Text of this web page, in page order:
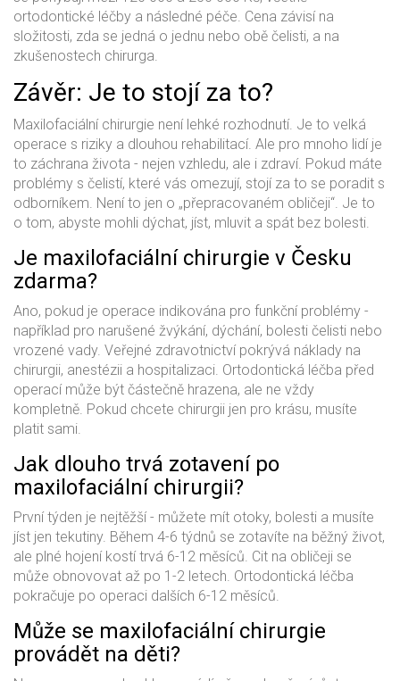
ortodontické léčby a následné péče. Cena závisí na
složitosti, zda se jedná o jednu nebo obě čelisti, a na
zkušenostech chirurga.
Závěr: Je to stojí za to?
Maxilofaciální chirurgie není lehké rozhodnutí. Je to velká
operace s riziky a dlouhou rehabilitací. Ale pro mnoho lidí je
to záchrana života - nejen vzhledu, ale i zdraví. Pokud máte
problémy s čelistí, které vás omezují, stojí za to se poradit s
odborníkem. Není to jen o „přepracovaném obličeji“. Je to
o tom, abyste mohli dýchat, jíst, mluvit a spát bez bolesti.
Je maxilofaciální chirurgie v Česku
zdarma?
Ano, pokud je operace indikována pro funkční problémy -
například pro narušené žvýkání, dýchání, bolesti čelisti nebo
vrozené vady. Veřejné zdravotnictví pokrývá náklady na
chirurgii, anestézii a hospitalizaci. Ortodontická léčba před
operací může být částečně hrazena, ale ne vždy
kompletně. Pokud chcete chirurgii jen pro krásu, musíte
platit sami.
Jak dlouho trvá zotavení po
maxilofaciální chirurgii?
První týden je nejtěžší - můžete mít otoky, bolesti a musíte
jíst jen tekutiny. Během 4-6 týdnů se zotavíte na běžný život,
ale plné hojení kostí trvá 6-12 měsíců. Cit na obličeji se
může obnovovat až po 1-2 letech. Ortodontická léčba
pokračuje po operaci dalších 6-12 měsíců.
Může se maxilofaciální chirurgie
provádět na děti?